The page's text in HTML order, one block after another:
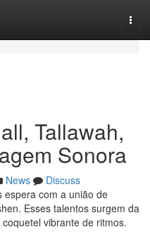
Tallawah,
Sonora
News
Discuss
espera com a união de
Esses talentos surgem da
vibrante de ritmos.